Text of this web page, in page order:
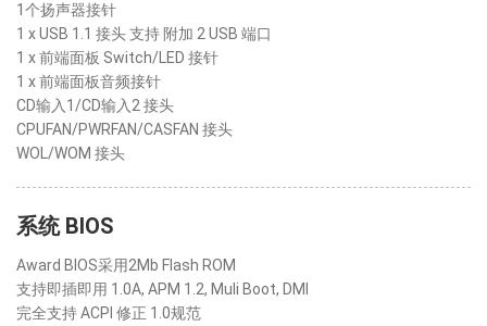
1个扬声器接针
1 x USB 1.1 接头 支持 附加 2 USB 端口
1 x 前端面板 Switch/LED 接针
1 x 前端面板音频接针
CD输入1/CD输入2 接头
CPUFAN/PWRFAN/CASFAN 接头
WOL/WOM 接头
系统 BIOS
Award BIOS采用2Mb Flash ROM
支持即插即用 1.0A, APM 1.2, Muli Boot, DMI
完全支持 ACPI 修正 1.0规范